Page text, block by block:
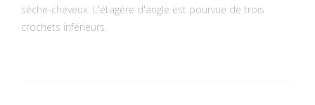
sèche-cheveux. L'étagère d'angle est pourvue de trois
crochets inférieurs.